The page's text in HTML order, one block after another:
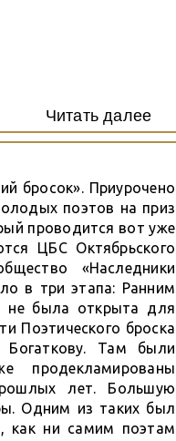
Читать далее
бросок». Приурочено
поэтов на приз
проводится вот уже
ЦБС Октябрьского
«Наследники
в три этапа: Ранним
не была открыта для
Поэтического броска
Там были
продекламированы
лет. Большую
Одним из таких был
как ни самим поэтам